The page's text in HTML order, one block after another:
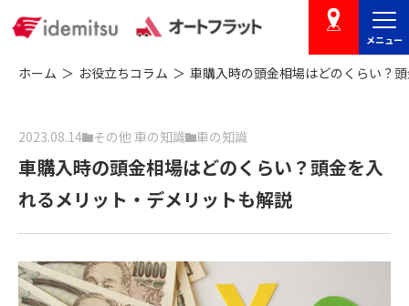
店舗を探す
メニュー
ホーム お役立ちコラム 車購入時の頭金相場はどのくらい？
2023.08.14 その他 車の知識 車の知識
車購入時の頭金相場はどのくらい？頭金を入
れるメリット・デメリットも解説